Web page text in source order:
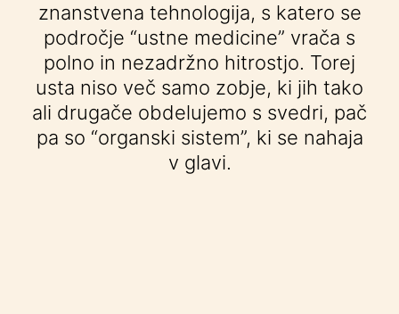
znanstvena tehnologija, s katero se
področje “ustne medicine” vrača s
polno in nezadržno hitrostjo. Torej
usta niso več samo zobje, ki jih tako
ali drugače obdelujemo s svedri, pač
pa so “organski sistem”, ki se nahaja
v glavi.